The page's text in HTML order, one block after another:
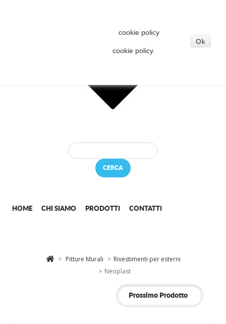
CERCA
HOME CHI SIAMO PRODOTTI CONTATTI
> Pitture Murali > Rivestimenti per esterni
> Neoplast
Prossimo Prodotto
cookie policy. Se
cookie policy.
Ok